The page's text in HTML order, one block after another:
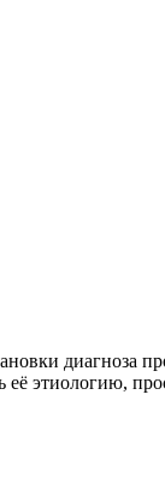
диагноза
её этиологию,